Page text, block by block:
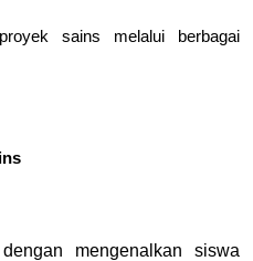
sains melalui berbagai
mengenalkan siswa